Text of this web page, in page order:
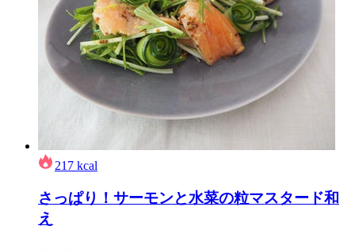
217 kcal
さっぱり！サーモンと水菜の粒マスタード和
え